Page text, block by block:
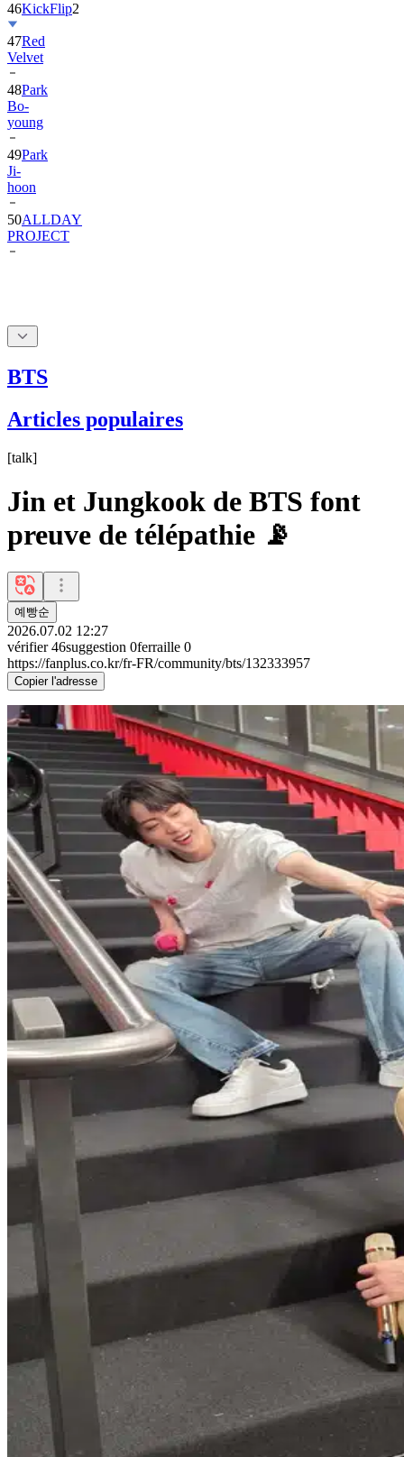
46KickFlip2
47Red
Velvet
48Park
Bo-
young
49Park
Ji-
hoon
50ALLDAY
PROJECT
BTS
Articles populaires
[talk]
Jin et Jungkook de BTS font
preuve de télépathie 📡
예빵순
2026.07.02 12:27
vérifier 46suggestion 0ferraille 0
https://fanplus.co.kr/fr-FR/community/bts/132333957
Copier l'adresse